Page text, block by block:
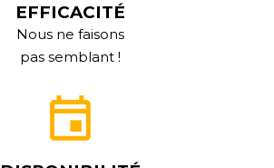
EFFICACITÉ
Nous ne faisons
pas semblant !